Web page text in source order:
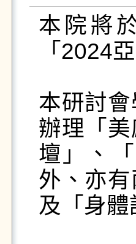
本院將
「2024
本研討
辦理「
壇」、
外、亦
及「身